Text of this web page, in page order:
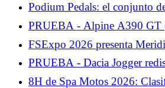
Podium Pedals: el conjunto
llega en unos días.
PRUEBA - Alpine A390 GT
opinión sobre... Prueba del
2026
FSExpo 2026 presenta
visión distinta del FlightSim.
PRUEBA - Dacia Jogger
híbrido... Prueba jueves 4 de
8H de Spa Motos 2026: